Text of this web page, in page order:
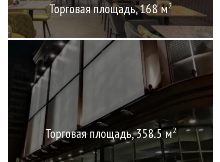
Торговая площадь, 168 м2
Торговая площадь, 358.5 м2